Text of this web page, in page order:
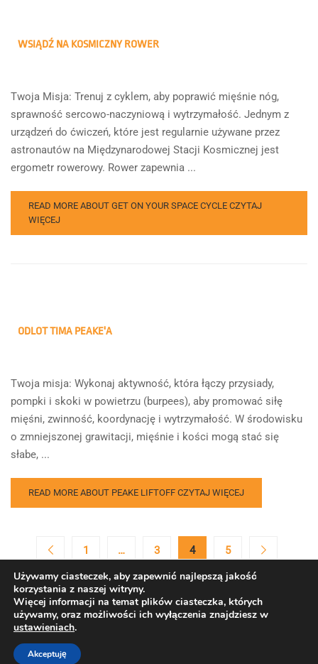
WSIĄDŹ NA KOSMICZNY ROWER
Twoja Misja: Trenuj z cyklem, aby poprawić mięśnie nóg,
sprawność sercowo-naczyniową i wytrzymałość. Jednym z
urządzeń do ćwiczeń, które jest regularnie używane przez
astronautów na Międzynarodowej Stacji Kosmicznej jest
ergometr rowerowy. Rower zapewnia ...
READ MORE ABOUT GET ON YOUR SPACE CYCLE CZYTAJ
WIĘCEJ
ODLOT TIMA PEAKE'A
Twoja misja: Wykonaj aktywność, która łączy przysiady,
pompki i skoki w powietrzu (burpees), aby promować siłę
mięśni, zwinność, koordynację i wytrzymałość. W środowisku
o zmniejszonej grawitacji, mięśnie i kości mogą stać się
słabe, ...
READ MORE ABOUT PEAKE LIFTOFF CZYTAJ WIĘCEJ
1 … 3 4 5
Copyright © Europejska Agencja Kosmiczna. Wszelkie prawa
zastrzeżone.
Używamy ciasteczek, aby zapewnić najlepszą jakość
korzystania z naszej witryny.
Więcej informacji na temat plików ciasteczka, których
używamy, oraz możliwości ich wyłączenia znajdziesz w
ustawieniach.
Akceptuję